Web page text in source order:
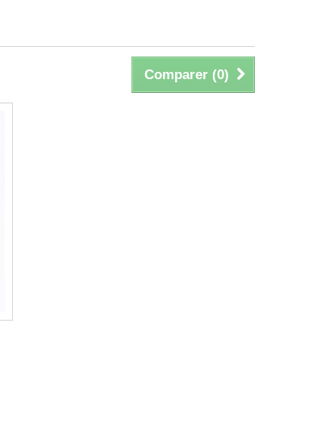
Comparer (0)